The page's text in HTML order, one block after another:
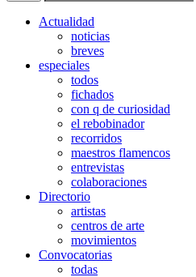
Actualidad
noticias
breves
especiales
todos
fichados
con q de curiosidad
el rebobinador
recorridos
maestros flamencos
entrevistas
colaboraciones
Directorio
artistas
centros de arte
movimientos
Convocatorias
todas